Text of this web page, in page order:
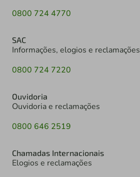
0800 724 4770
SAC
Informações, elogios e reclamações
0800 724 7220
Ouvidoria
Ouvidoria e reclamações
0800 646 2519
Chamadas Internacionais
Elogios e reclamações